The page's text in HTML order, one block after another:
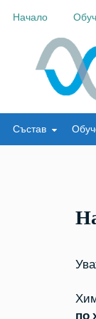
Начало
Състав
по